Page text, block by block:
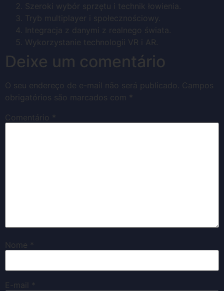
Szeroki wybór sprzętu i technik łowienia.
Tryb multiplayer i społecznościowy.
Integracja z danymi z realnego świata.
Wykorzystanie technologii VR i AR.
Deixe um comentário
O seu endereço de e-mail não será publicado. Campos
obrigatórios são marcados com *
Comentário *
Nome *
E-mail *